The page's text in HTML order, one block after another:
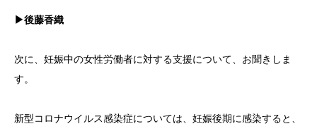
▶後藤香織
次に、妊娠中の女性労働者に対する支援について、お聞きしま
す。
新型コロナウイルス感染症については、妊娠後期に感染すると、